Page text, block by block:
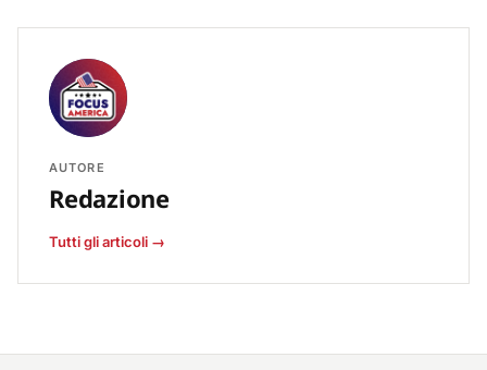
AUTORE
Redazione
Tutti gli articoli →